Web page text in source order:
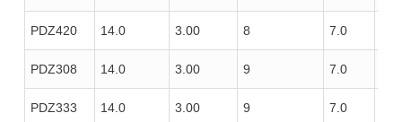
PDZ420 14.0 3.00 8 7.0
PDZ308 14.0 3.00 9 7.0
PDZ333 14.0 3.00 9 7.0